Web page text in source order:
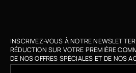
INSCRIVEZ-VOUS À NOTRE
RÉDUCTION SUR VOTRE PREMIÈRE
DE NOS OFFRES SPÉCIALES ET DE NOS